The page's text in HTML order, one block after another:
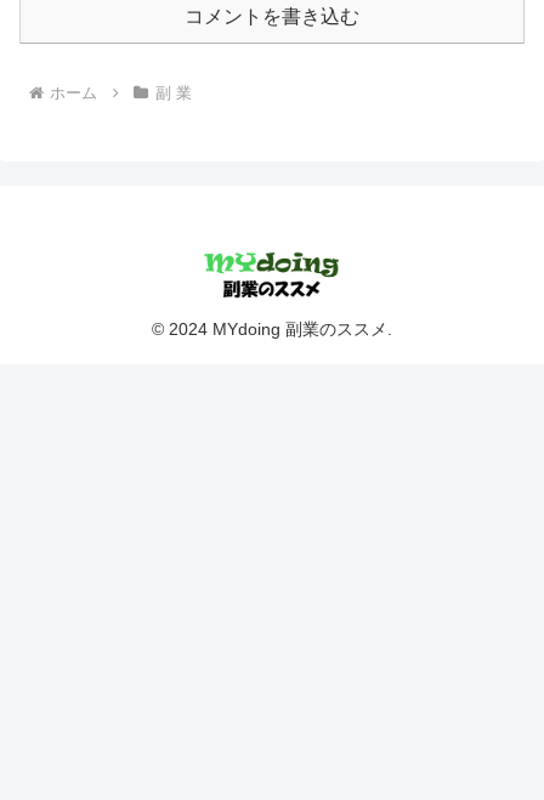
コメントを書き込む
ホーム 副 業
© 2024 MYdoing 副業のススメ.